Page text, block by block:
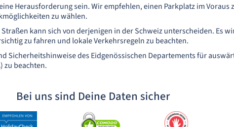
Herausforderung sein. Wir empfehlen, einen Parkplatz im Voraus
zu wählen.
kann sich von derjenigen in der Schweiz unterscheiden. Es
zu fahren und lokale Verkehrsregeln zu beachten.
Sicherheitshinweise des Eidgenössischen Departements für
zu beachten.
Bei uns sind Deine Daten sicher